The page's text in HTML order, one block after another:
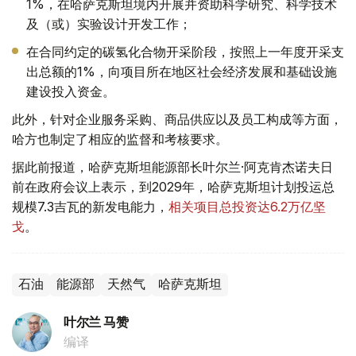
1%，在哈萨克斯坦境内开展并资助科学研究、科学技术
及（或）实验设计开发工作；
在合同约定的碳氢化合物开采阶段，按照上一年度开采支
出总额的1%，向项目所在地区社会经济发展和基础设施
建设投入资金。
此外，针对企业服务采购、商品供应以及员工构成等方面，
哈方也制定了相应的监督和考核要求。
据此前报道，哈萨克斯坦能源部长叶尔兰·阿克肯杰诺夫日
前在政府会议上表示，到2029年，哈萨克斯坦计划投运总
规模7.3吉瓦的新发电能力， 相关项目总投资达6.2万亿坚
戈。
石油 能源部 天然气 哈萨克斯坦
叶尔兰 马赞
编译